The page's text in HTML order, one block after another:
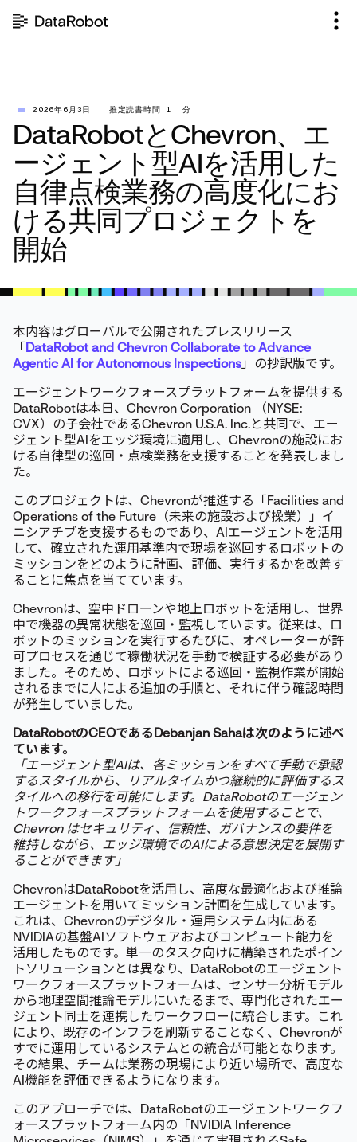
2026年6月3日 推定読書時間 1 分
DataRobotとChevron、エ
ージェント型AIを活用した
自律点検業務の高度化にお
ける共同プロジェクトを
開始
本内容はグローバルで公開されたプレスリリース
「DataRobot and Chevron Collaborate to Advance
Agentic AI for Autonomous Inspections」の抄訳版です。
エージェントワークフォースプラットフォームを提供する
DataRobotは本日、Chevron Corporation （NYSE:
CVX）の子会社であるChevron U.S.A. Inc.と共同で、エー
ジェント型AIをエッジ環境に適用し、Chevronの施設にお
ける自律型の巡回・点検業務を支援することを発表しまし
た。
このプロジェクトは、Chevronが推進する「Facilities and
Operations of the Future（未来の施設および操業）」イ
ニシアチブを支援するものであり、AIエージェントを活用
して、確立された運用基準内で現場を巡回するロボットの
ミッションをどのように計画、評価、実行するかを改善す
ることに焦点を当てています。
Chevronは、空中ドローンや地上ロボットを活用し、世界
中で機器の異常状態を巡回・監視しています。従来は、ロ
ボットのミッションを実行するたびに、オペレーターが許
可プロセスを通じて稼働状況を手動で検証する必要があり
ました。そのため、ロボットによる巡回・監視作業が開始
されるまでに人による追加の手順と、それに伴う確認時間
が発生していました。
DataRobotのCEOであるDebanjan Sahaは次のように述べ
ています。
「エージェント型AIは、各ミッションをすべて手動で承認
するスタイルから、リアルタイムかつ継続的に評価するス
タイルへの移行を可能にします。DataRobotのエージェン
トワークフォースプラットフォームを使用することで、
Chevron はセキュリティ、信頼性、ガバナンスの要件を
維持しながら、エッジ環境でのAIによる意思決定を展開す
ることができます」
ChevronはDataRobotを活用し、高度な最適化および推論
エージェントを用いてミッション計画を生成しています。
これは、Chevronのデジタル・運用システム内にある
NVIDIAの基盤AIソフトウェアおよびコンピュート能力を
活用したものです。単一のタスク向けに構築されたポイン
トソリューションとは異なり、DataRobotのエージェント
ワークフォースプラットフォームは、センサー分析モデル
から地理空間推論モデルにいたるまで、専門化されたエー
ジェント同士を連携したワークフローに統合します。これ
により、既存のインフラを刷新することなく、Chevronが
すでに運用しているシステムとの統合が可能となります。
その結果、チームは業務の現場により近い場所で、高度な
AI機能を評価できるようになります。
このアプローチでは、DataRobotのエージェントワークフ
ォースプラットフォーム内の「NVIDIA Inference